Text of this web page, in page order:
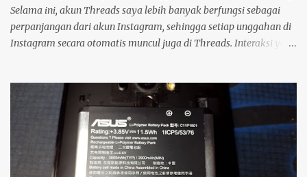
Selama ini, akun Threads saya lebih banyak berfungsi sebagai
perpanjangan dari akun Instagram, sehingga setiap unggahan di
Instagram secara otomatis muncul juga di Threads. Interaksi yang
membuka dan menggunakan Threads. Saat menjelajahi berbagai
postingan, saya menemukan sesuatu yang menarik. Ada seorang
pemilik akun yang menampilkan status bahwa akun Threads
miliknya sudah terhubung dengan Fediverse . Istilah tersebut
cukup asing bagi saya, sehingga menimbulkan rasa penasaran.